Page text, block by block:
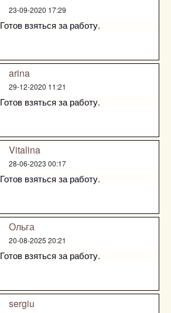
23-09-2020 17:29
Готов взяться за работу.
arina
29-12-2020 11:21
Готов взяться за работу.
Vitalina
28-06-2023 00:17
Готов взяться за работу.
Ольга
20-08-2025 20:21
Готов взяться за работу.
sergiu